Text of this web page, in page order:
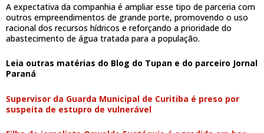
A expectativa da companhia é ampliar esse tipo de parceria com
outros empreendimentos de grande porte, promovendo o uso
racional dos recursos hídricos e reforçando a prioridade do
abastecimento de água tratada para a população.
Leia outras matérias do Blog do Tupan e do parceiro Jornal
Paraná
Supervisor da Guarda Municipal de Curitiba é preso por
suspeita de estupro de vulnerável